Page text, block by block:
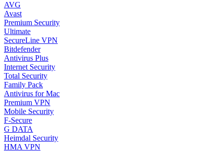
AVG
Avast
Premium Security
Ultimate
SecureLine VPN
Bitdefender
Antivirus Plus
Internet Security
Total Security
Family Pack
Antivirus for Mac
Premium VPN
Mobile Security
F-Secure
G DATA
Heimdal Security
HMA VPN